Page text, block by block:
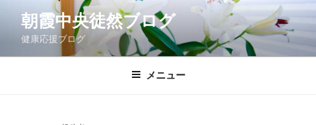
ン
朝霞中央徒然ブログ
健康応援ブログ
メニュー